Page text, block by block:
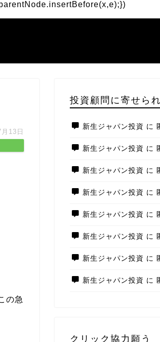
13日
の急
投資顧問に寄せら
新生ジャパン投資 に
新生ジャパン投資 に
新生ジャパン投資 に
新生ジャパン投資 に
新生ジャパン投資 に
新生ジャパン投資 に
新生ジャパン投資 に
新生ジャパン投資 に
クリック協力願う